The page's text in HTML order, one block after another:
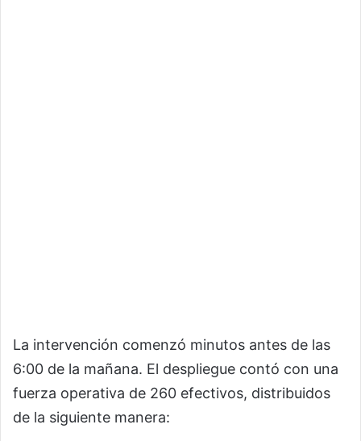
La intervención comenzó minutos antes de las
6:00 de la mañana. El despliegue contó con una
fuerza operativa de 260 efectivos, distribuidos
de la siguiente manera: